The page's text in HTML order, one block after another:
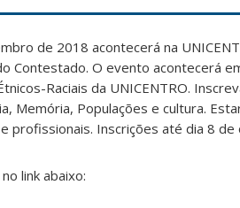
de 2018 acontecerá na
Contestado. O evento acontecerá
Raciais da UNICENTRO.
Memória, Populações e cultura.
profissionais. Inscrições até dia 8 de
link abaixo: